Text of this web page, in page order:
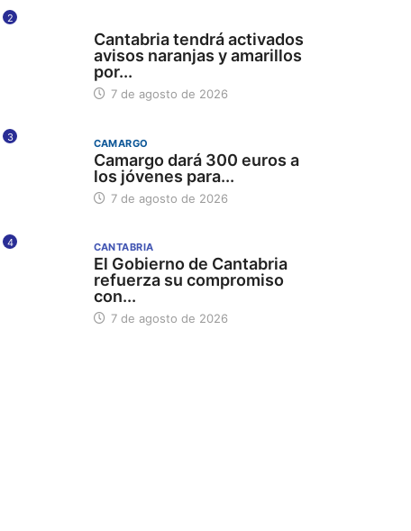
2
Cantabria tendrá activados
avisos naranjas y amarillos
por...
7 de agosto de 2026
3 CAMARGO
Camargo dará 300 euros a
los jóvenes para...
7 de agosto de 2026
4 CANTABRIA
El Gobierno de Cantabria
refuerza su compromiso
con...
7 de agosto de 2026